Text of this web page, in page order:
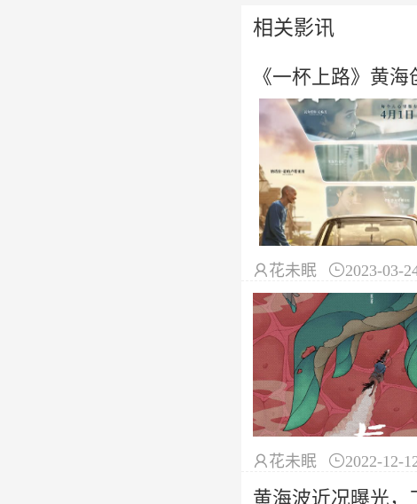
相关影讯
《一杯上路》黄
 花未眠 2023-03-
 花未眠 2022-12-
黄海波近况曝光，